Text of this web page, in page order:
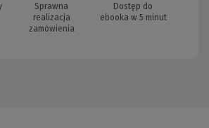
Sprawna
realizacja
zamówienia
Dostęp do
ebooka w 5 minut